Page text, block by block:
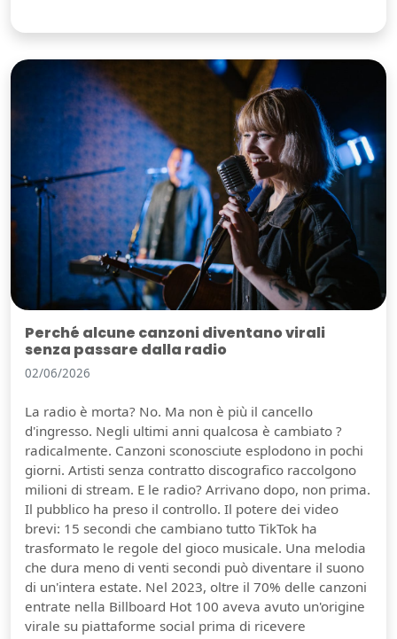
Perché alcune canzoni diventano virali
senza passare dalla radio
02/06/2026
La radio è morta? No. Ma non è più il cancello
d'ingresso. Negli ultimi anni qualcosa è cambiato ?
radicalmente. Canzoni sconosciute esplodono in pochi
giorni. Artisti senza contratto discografico raccolgono
milioni di stream. E le radio? Arrivano dopo, non prima.
Il pubblico ha preso il controllo. Il potere dei video
brevi: 15 secondi che cambiano tutto TikTok ha
trasformato le regole del gioco musicale. Una melodia
che dura meno di venti secondi può diventare il suono
di un'intera estate. Nel 2023, oltre il 70% delle canzoni
entrate nella Billboard Hot 100 aveva avuto un'origine
virale su piattaforme social prima di ricevere